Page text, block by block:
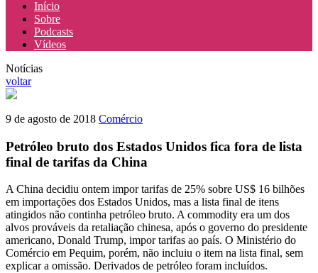
Início
Sobre
Podcasts
Vídeos
Notícias
voltar
9 de agosto de 2018 Comércio
Petróleo bruto dos Estados Unidos fica fora de lista
final de tarifas da China
A China decidiu ontem impor tarifas de 25% sobre US$ 16 bilhões
em importações dos Estados Unidos, mas a lista final de itens
atingidos não continha petróleo bruto. A commodity era um dos
alvos prováveis da retaliação chinesa, após o governo do presidente
americano, Donald Trump, impor tarifas ao país. O Ministério do
Comércio em Pequim, porém, não incluiu o item na lista final, sem
explicar a omissão. Derivados de petróleo foram incluídos.